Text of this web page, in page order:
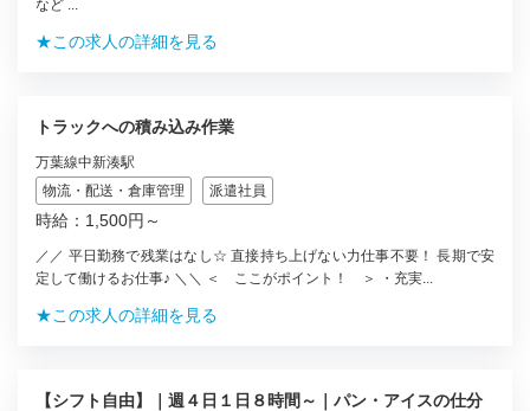
など ...
★この求人の詳細を見る
トラックへの積み込み作業
万葉線中新湊駅
物流・配送・倉庫管理
派遣社員
時給：1,500円～
／／ 平日勤務で残業はなし☆ 直接持ち上げない力仕事不要！ 長期で安
定して働けるお仕事♪ ＼＼ ＜ ここがポイント！ ＞ ・充実...
★この求人の詳細を見る
【シフト自由】｜週４日１日８時間～｜パン・アイスの仕分